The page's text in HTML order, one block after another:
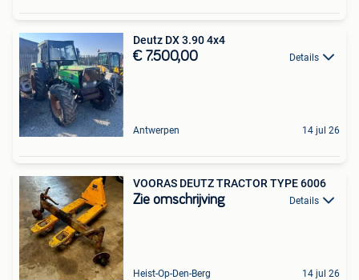
Deutz DX 3.90 4x4
€ 7.500,00 Details
Antwerpen 14 jul 26
VOORAS DEUTZ TRACTOR TYPE 6006
Zie omschrijving Details
Heist-Op-Den-Berg 14 jul 26